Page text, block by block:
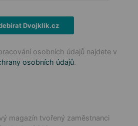
Dvojklik.cz
osobních údajů najdete v
osobních údajů.
magazín tvořený zaměstnanci